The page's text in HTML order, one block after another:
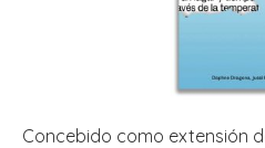
Concebido como extensión